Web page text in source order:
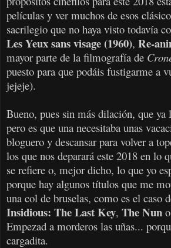
películas y ver muchos de esos
sacrilegio que no haya visto todavía
Les Yeux sans visage (1960), Re-
mayor parte de la filmografía de
puesto para que podáis fustigarme a
jejeje).
Bueno, pues sin más dilación, que ya
pero es que una necesitaba unas
bloguero y descansar para volver a
los que nos deparará este 2018 en lo
se refiere o, mejor dicho, lo que yo
porque hay algunos títulos que me
una col de bruselas, como es el caso
Insidious: The Last Key, The Nun o
Empezad a morderos las uñas...
cargadita.